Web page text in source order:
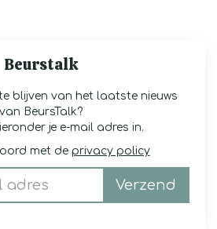
Beurstalk
blijven van het laatste nieuws
van BeursTalk?
je e-mail adres in.
met de privacy policy
Verzend